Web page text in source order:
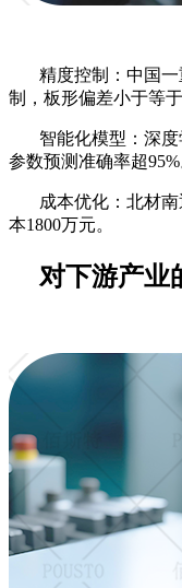
精度控制：中国
制，板形偏差小于等于
智能化模型：深
参数预测准确率超95%
成本优化：北材
本1800万元。
对下游产业